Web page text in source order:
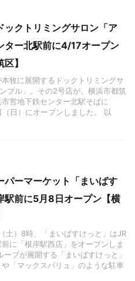
ックトリミングサロン「ア
ター北駅前に4/17オープン
】
牧に展開するドックトリミングサ
ブル」。その2号店が、横浜市都筑
営地下鉄センター北駅そばに
日）にオープンしました。 以
パーマーケット「まいばす
駅前に5月8日オープン【横
土）8時、「まいばすけっと」はJR
に「根岸駅西店」をオープンしま
ープが展開する「まいばすけっと」
「マックスバリュ」のような駐車